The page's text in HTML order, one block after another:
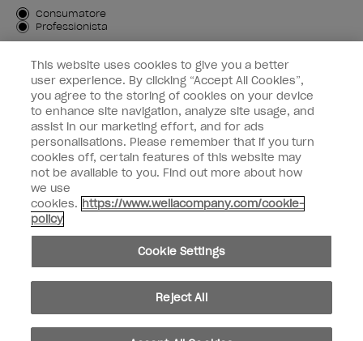
Tipo di cliente
Consumatore
Professionista
ISCRIVIMI
Informazioni per i clienti
OPI & voi
instagramfacebook
Copyright 2026, Wella Operations US LLC. Tutti i diritti riservati.
This website uses cookies to give you a better
user experience. By clicking “Accept All Cookies”,
you agree to the storing of cookies on your device
to enhance site navigation, analyze site usage, and
assist in our marketing effort, and for ads
personalisations. Please remember that if you turn
cookies off, certain features of this website may
not be available to you. Find out more about how
we use
cookies. https://www.wellacompany.com/cookie-
policy
Cookie Settings
Reject All